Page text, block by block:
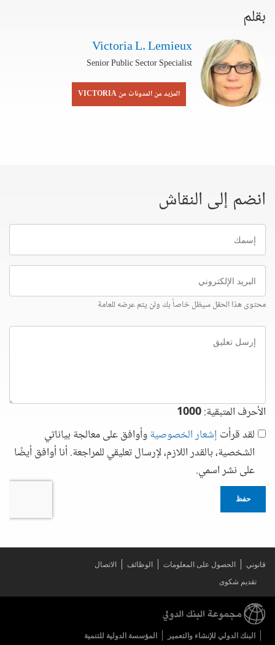
بقلم
Victoria L. Lemieux
Senior Public Sector Specialist
المزيد من المدونات من VICTORIA
انضم إلى النقاش
إسمك
البريد
الإلكتروني
محتوى هذا الحقل سيظل خاصاً بك ولن يتم عرضه للعامة
إرسل
تعليق
الأحرف المتبقية:1000
لقد قرأت إشعار الخصوصيةوأوافق على معالجة بياناتي
الشخصية، بالقدر اللازم، لإرسال تعليقي للمراجعة. أنا أوافق أيضًا
على نشر اسمي.
حفظ
قانوني الحصول على المعلومات الوظائف
الاتصال
تقديم شكوى
البنك الدولي للإنشاء والتعمير المؤسسة الدولية للتنمية